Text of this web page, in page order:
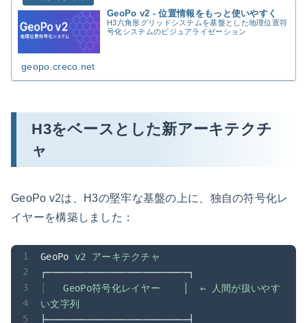
GeoPo v2 - 位置情報をもっと使いやすく
H3六角形グリッドシステムを基盤とした地理位置符
号化システムのビジュアライゼーション
geopo.creco.net
H3をベースとした新アーキテクチ
ャ
GeoPo v2は、H3の堅牢な基盤の上に、独自の符号化レ
イヤーを構築しました：
GeoPo
v2 アーキテクチャ
┌─────────────────────────┐
GeoPo符号化レイヤー    │  ← 人間が扱いやす
い文字列
├─────────────────────────┤